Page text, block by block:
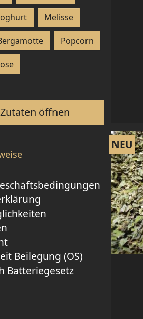
Melisse
Popcorn
öffnen
Beilegung (OS)
Batteriegesetz
NEU